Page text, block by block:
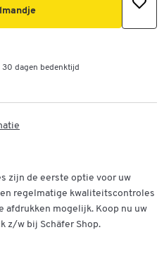
30 dagen bedenktijd
zijn de eerste optie voor uw
regelmatige kwaliteitscontroles
afdrukken mogelijk. Koop nu uw
z/w bij Schäfer Shop.